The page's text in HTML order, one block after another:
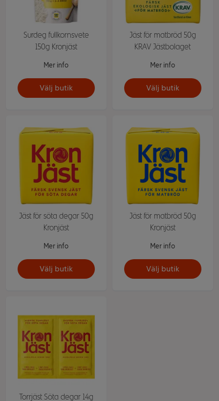
Surdeg fullkornsvete
150g Kronjäst
Mer info
Välj butik
Jäst för matbröd 50g
KRAV Jästbolaget
Mer info
Välj butik
Jäst för söta degar 50g
Kronjäst
Mer info
Välj butik
Jäst för matbröd 50g
Kronjäst
Mer info
Välj butik
Torrjäst Söta degar 14g